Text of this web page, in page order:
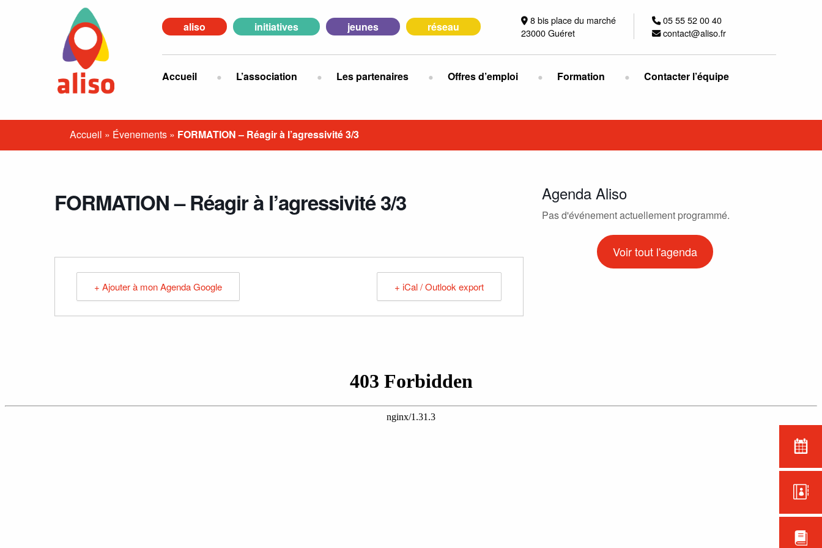
aliso initiatives jeunes réseau
8 bis place du marché
23000 Guéret
05 55 52 00 40
contact@aliso.fr
Accueil L’association Les partenaires Offres d’emploi Formation Contacter l’équipe
Accueil » Évenements » FORMATION – Réagir à l’agressivité 3/3
FORMATION – Réagir à l’agressivité 3/3
+ Ajouter à mon Agenda Google + iCal / Outlook export
Agenda Aliso
Pas d'événement actuellement programmé.
Voir tout l'agenda